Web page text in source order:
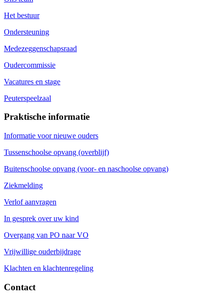
Het bestuur
Ondersteuning
Medezeggenschapsraad
Oudercommissie
Vacatures en stage
Peuterspeelzaal
Praktische informatie
Informatie voor nieuwe ouders
Tussenschoolse opvang (overblijf)
Buitenschoolse opvang (voor- en naschoolse opvang)
Ziekmelding
Verlof aanvragen
In gesprek over uw kind
Overgang van PO naar VO
Vrijwillige ouderbijdrage
Klachten en klachtenregeling
Contact